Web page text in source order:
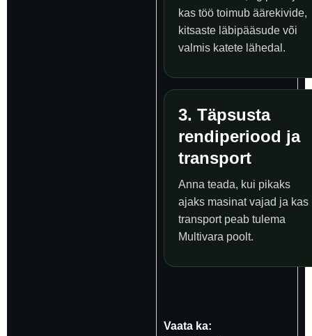
kas töö toimub äärekivide,
kitsaste läbipääsude või
valmis katete lähedal.
3. Täpsusta
rendiperiood ja
transport
Anna teada, kui pikaks
ajaks masinat vajad ja kas
transport peab tulema
Multivara poolt.
Vaata ka: